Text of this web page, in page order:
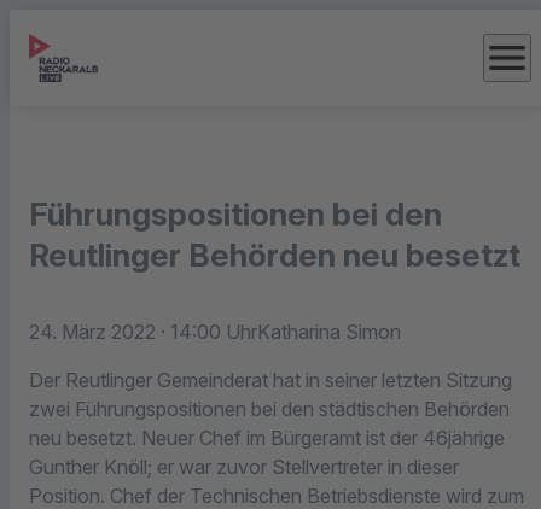
menu
Führungspositionen bei den
Reutlinger Behörden neu besetzt
24. März 2022 · 14:00 UhrKatharina Simon
Der Reutlinger Gemeinderat hat in seiner letzten Sitzung
zwei Führungspositionen bei den städtischen Behörden
neu besetzt. Neuer Chef im Bürgeramt ist der 46jährige
Gunther Knöll; er war zuvor Stellvertreter in dieser
Position. Chef der Technischen Betriebsdienste wird zum